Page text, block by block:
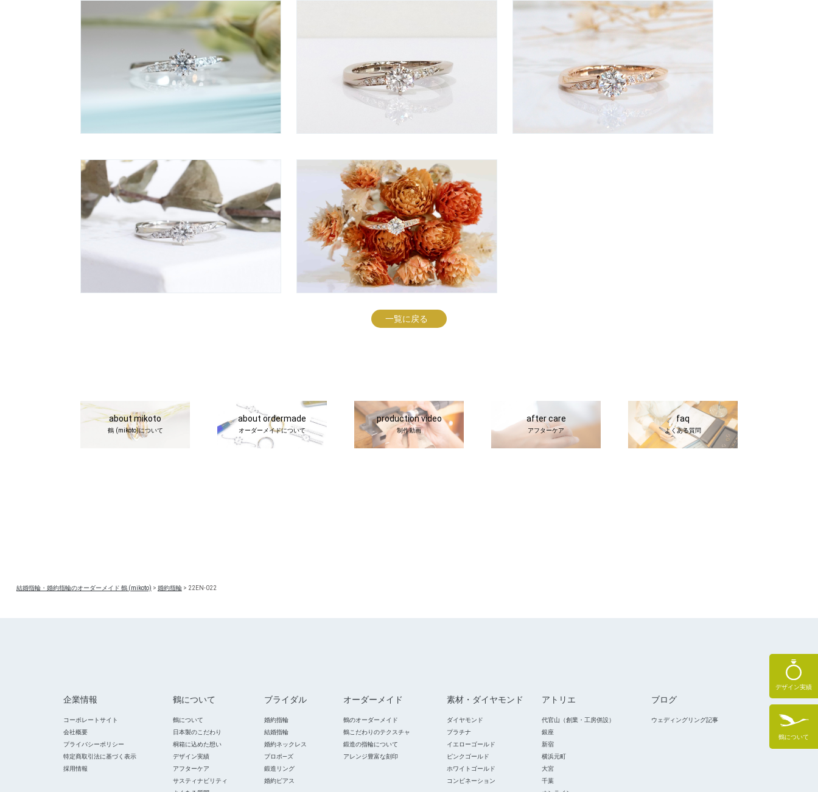
デザイン実績
鶴について
一覧に戻る
about mikoto
鶴 (mikoto)について
about ordermade
オーダーメイドについて
production video
制作動画
after care
アフターケア
faq
よくある質問
結婚指輪・婚約指輪のオーダーメイド 鶴 (mikoto) > 婚約指輪> 22EN-022
企業情報
コーポレートサイト
会社概要
プライバシーポリシー
特定商取引法に基づく表示
採用情報
鶴について
鶴について
日本製のこだわり
桐箱に込めた想い
デザイン実績
アフターケア
サスティナビリティ
ブライダル
婚約指輪
結婚指輪
婚約ネックレス
プロポ―ズ
鍛造リング
婚約ピアス
オーダーメイド
鶴のオーダーメイド
鶴こだわりのテクスチャ
鍛造の指輪について
アレンジ豊富な刻印
素材・ダイヤモンド
ダイヤモンド
プラチナ
イエローゴールド
ピンクゴールド
ホワイトゴールド
コンビネーション
アトリエ
代官山（創業・工房併設）
銀座
新宿
横浜元町
大宮
千葉
ブログ
ウェディングリング記事